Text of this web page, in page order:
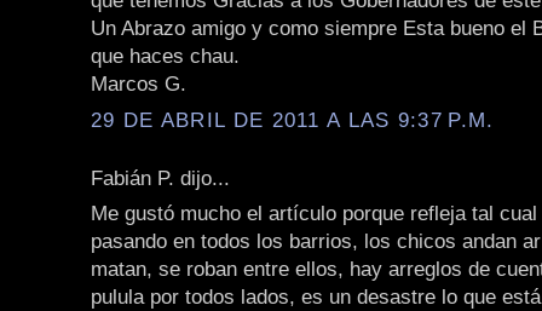
Un Abrazo amigo y como siempre Esta bueno el
que haces chau.
Marcos G.
29 DE ABRIL DE 2011 A LAS 9:37 P.M.
Fabián P. dijo...
Me gustó mucho el artículo porque refleja tal
pasando en todos los barrios, los chicos andan
matan, se roban entre ellos, hay arreglos de
pulula por todos lados, es un desastre lo que